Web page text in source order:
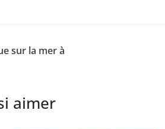
sur la mer à
aimer